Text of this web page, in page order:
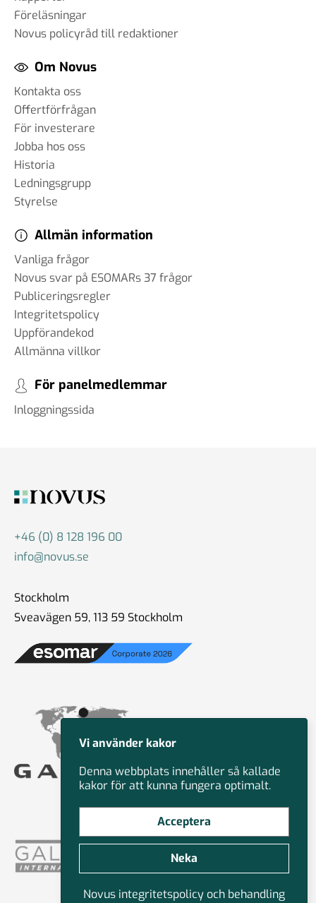
Föreläsningar
Novus policyråd till redaktioner
Om Novus
Kontakta oss
Offertförfrågan
För investerare
Jobba hos oss
Historia
Ledningsgrupp
Styrelse
Allmän information
Vanliga frågor
Novus svar på ESOMARs 37 frågor
Publiceringsregler
Integritetspolicy
Uppförandekod
Allmänna villkor
För panelmedlemmar
Inloggningssida
+46 (0) 8 128 196 00
info@novus.se
Stockholm
Sveavägen 59, 113 59 Stockholm
Vi använder kakor
Denna webbplats innehåller så kallade
kakor för att kunna fungera optimalt.
Acceptera
Neka
Novus integritetspolicy och behandling